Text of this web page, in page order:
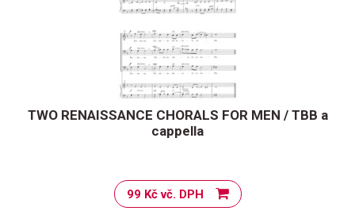
TWO RENAISSANCE CHORALS FOR MEN / TBB a
cappella
99 Kč vč. DPH